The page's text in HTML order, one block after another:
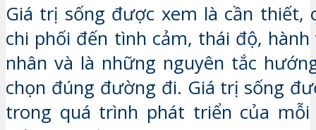
Giá trị sống được xem là cần thiết,
chi phối đến tình cảm, thái độ,
nhân và là những nguyên tắc
chọn đúng đường đi. Giá trị sống
trong quá trình phát triển của mỗi